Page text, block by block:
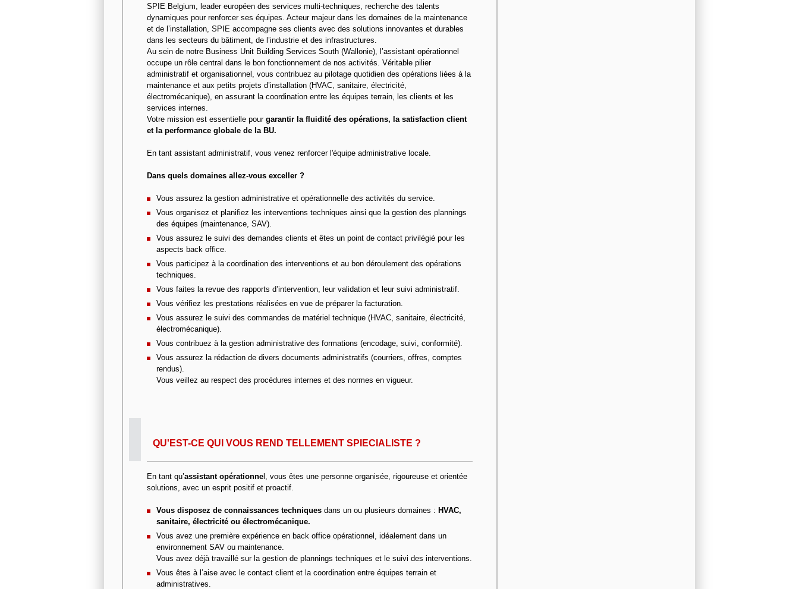
SPIE Belgium, leader européen des services multi-techniques, recherche des talents
dynamiques pour renforcer ses équipes. Acteur majeur dans les domaines de la maintenance
et de l’installation, SPIE accompagne ses clients avec des solutions innovantes et durables
dans les secteurs du bâtiment, de l’industrie et des infrastructures.
Au sein de notre Business Unit Building Services South (Wallonie), l’assistant opérationnel
occupe un rôle central dans le bon fonctionnement de nos activités. Véritable pilier
administratif et organisationnel, vous contribuez au pilotage quotidien des opérations liées à la
maintenance et aux petits projets d’installation (HVAC, sanitaire, électricité,
électromécanique), en assurant la coordination entre les équipes terrain, les clients et les
services internes.
Votre mission est essentielle pour garantir la fluidité des opérations, la satisfaction client
et la performance globale de la BU.
En tant assistant administratif, vous venez renforcer l'équipe administrative locale.
Dans quels domaines allez-vous exceller ?
Vous assurez la gestion administrative et opérationnelle des activités du service.
Vous organisez et planifiez les interventions techniques ainsi que la gestion des plannings
des équipes (maintenance, SAV).
Vous assurez le suivi des demandes clients et êtes un point de contact privilégié pour les
aspects back office.
Vous participez à la coordination des interventions et au bon déroulement des opérations
techniques.
Vous faites la revue des rapports d’intervention, leur validation et leur suivi administratif.
Vous vérifiez les prestations réalisées en vue de préparer la facturation.
Vous assurez le suivi des commandes de matériel technique (HVAC, sanitaire, électricité,
électromécanique).
Vous contribuez à la gestion administrative des formations (encodage, suivi, conformité).
Vous assurez la rédaction de divers documents administratifs (courriers, offres, comptes
rendus).
Vous veillez au respect des procédures internes et des normes en vigueur.
QU'EST-CE QUI VOUS REND TELLEMENT SPIECIALISTE ?
En tant qu’assistant opérationne l, vous êtes une personne organisée, rigoureuse et orientée
solutions, avec un esprit positif et proactif.
Vous disposez de connaissances techniques dans un ou plusieurs domaines : HVAC,
sanitaire, électricité ou électromécanique.
Vous avez une première expérience en back office opérationnel, idéalement dans un
environnement SAV ou maintenance.
Vous avez déjà travaillé sur la gestion de plannings techniques et le suivi des interventions.
Vous êtes à l’aise avec le contact client et la coordination entre équipes terrain et
administratives.